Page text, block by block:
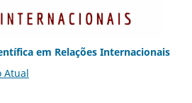
em Relações Internacionais
Atual